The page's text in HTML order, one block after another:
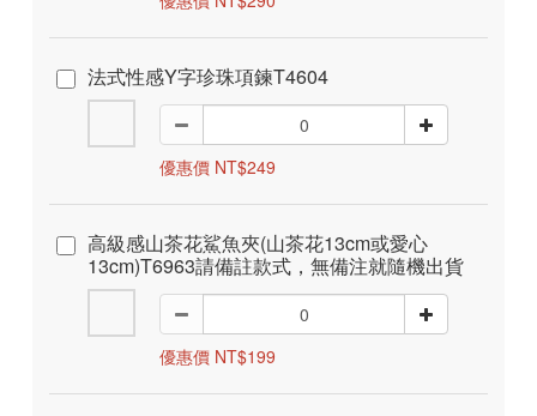
法式性感Y字珍珠項鍊T4604
優惠價 NT$249
高級感山茶花鯊魚夾(山茶花13cm或愛心
13cm)T6963請備註款式，無備注就隨機出貨
優惠價 NT$199